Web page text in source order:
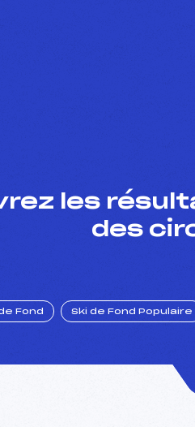
les
des
Fond Ski de Fond Populaire